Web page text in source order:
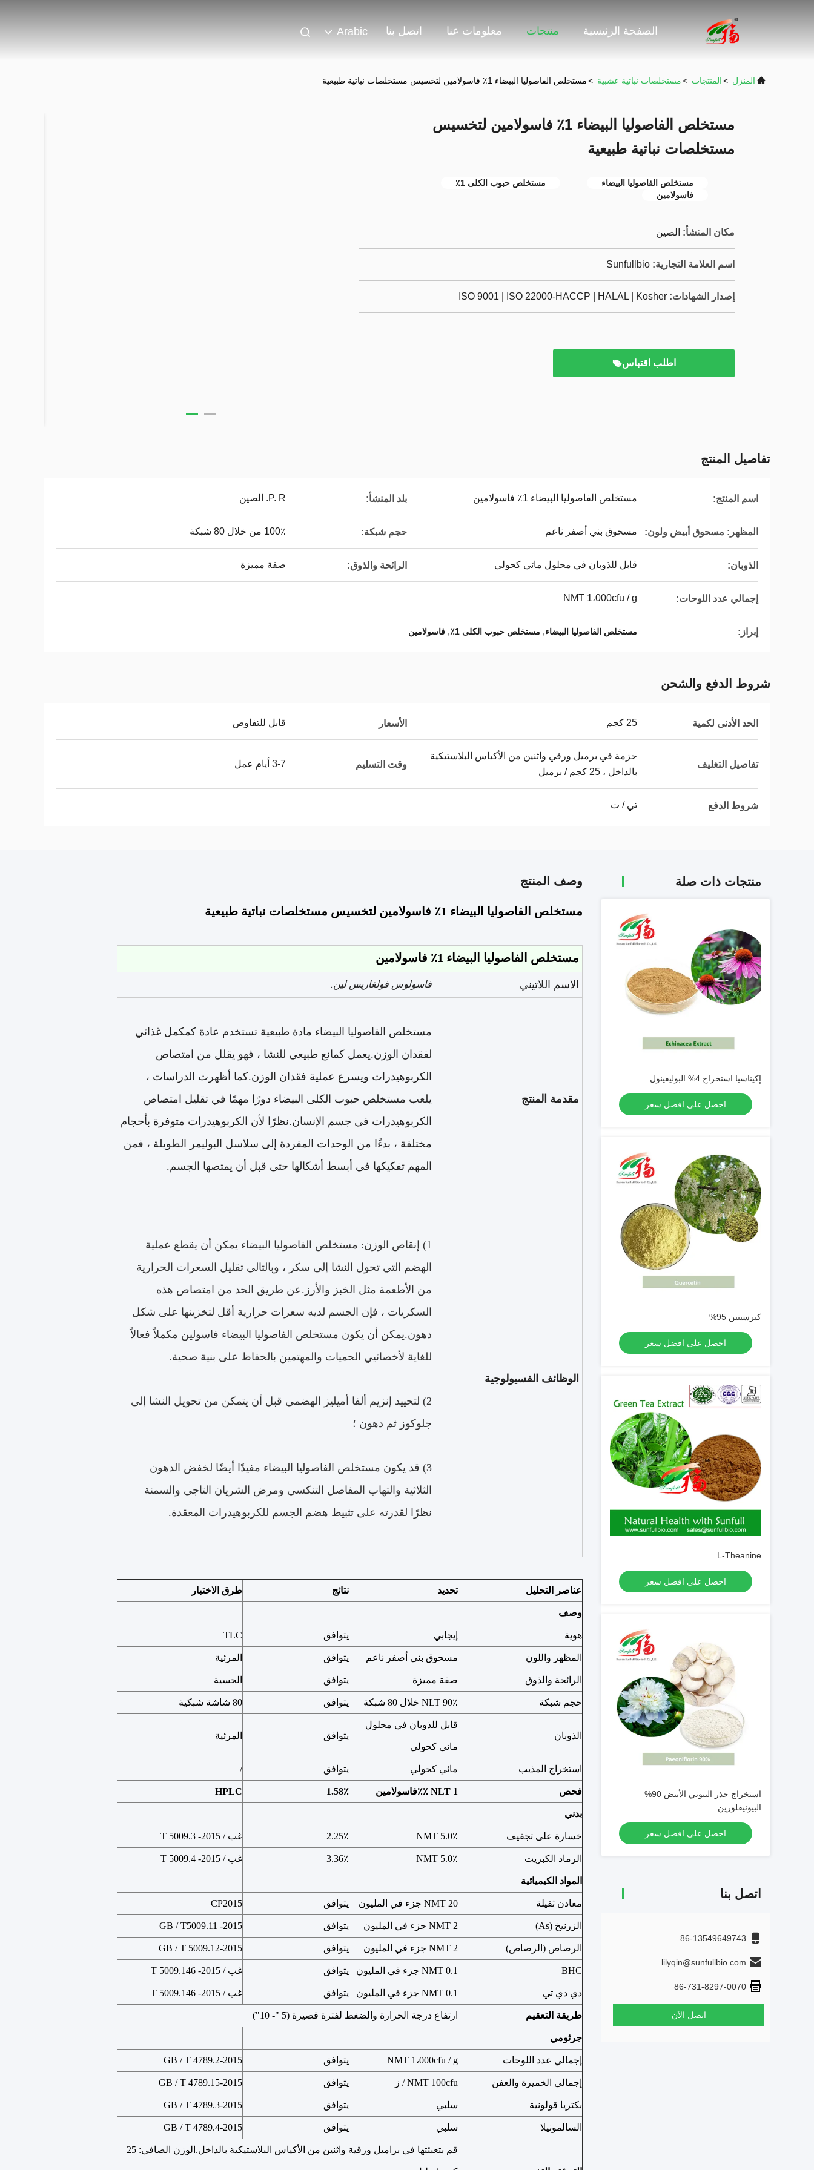
الصفحة الرئيسية منتجات معلومات عنا اتصل بنا Arabic
المنزل >المنتجات >مستخلصات نباتية عشبية >مستخلص الفاصوليا البيضاء 1٪ فاسولامين لتخسيس مستخلصات نباتية طبيعية
مستخلص الفاصوليا البيضاء 1٪ فاسولامين لتخسيس
مستخلصات نباتية طبيعية
مستخلص الفاصوليا البيضاء
مستخلص حبوب الكلى 1٪
فاسولامين
مكان المنشأ: الصين
اسم العلامة التجارية: Sunfullbio
إصدار الشهادات: ISO 9001 | ISO 22000-HACCP | HALAL | Kosher
اطلب اقتباس
تفاصيل المنتج
اسم المنتج: مستخلص الفاصوليا البيضاء 1٪ فاسولامين بلد المنشأ: P. R. الصين
المظهر: مسحوق أبيض ولون: مسحوق بني أصفر ناعم حجم شبكة: 100٪ من خلال 80 شبكة
الذوبان: قابل للذوبان في محلول مائي كحولي الرائحة والذوق: صفة مميزة
إجمالي عدد اللوحات: NMT 1،000cfu / g
إبراز: مستخلص الفاصوليا البيضاء, مستخلص حبوب الكلى 1٪ , فاسولامين
شروط الدفع والشحن
الحد الأدنى لكمية 25 كجم الأسعار قابل للتفاوض
تفاصيل التغليف
حزمة في برميل ورقي واثنين من الأكياس البلاستيكية
بالداخل ، 25 كجم / برميل
وقت التسليم 3-7 أيام عمل
شروط الدفع تي / ت
منتجات ذات صلة
إكيناسيا استخراج 4% البوليفينول
احصل على افضل سعر
كيرسيتين 95%
احصل على افضل سعر
L-Theanine
احصل على افضل سعر
استخراج جذر البيوني الأبيض 90%
البيونيفلورين
احصل على افضل سعر
اتصل بنا
86-13549649743
lilyqin@sunfullbio.com
86-731-8297-0070
اتصل الآن
وصف المنتج
مستخلص الفاصوليا البيضاء 1٪ فاسولامين لتخسيس مستخلصات نباتية طبيعية
مستخلص الفاصوليا البيضاء 1٪ فاسولامين
الاسم اللاتيني فاسولوس فولغاريس لين.
مقدمة المنتج
مستخلص الفاصوليا البيضاء مادة طبيعية تستخدم عادة كمكمل غذائي
لفقدان الوزن.يعمل كمانع طبيعي للنشا ، فهو يقلل من امتصاص
الكربوهيدرات ويسرع عملية فقدان الوزن.كما أظهرت الدراسات ،
يلعب مستخلص حبوب الكلى البيضاء دورًا مهمًا في تقليل امتصاص
الكربوهيدرات في جسم الإنسان.نظرًا لأن الكربوهيدرات متوفرة بأحجام
مختلفة ، بدءًا من الوحدات المفردة إلى سلاسل البوليمر الطويلة ، فمن
المهم تفكيكها في أبسط أشكالها حتى قبل أن يمتصها الجسم.
الوظائف الفسيولوجية
1) إنقاص الوزن: مستخلص الفاصوليا البيضاء يمكن أن يقطع عملية
الهضم التي تحول النشا إلى سكر ، وبالتالي تقليل السعرات الحرارية
من الأطعمة مثل الخبز والأرز.عن طريق الحد من امتصاص هذه
السكريات ، فإن الجسم لديه سعرات حرارية أقل لتخزينها على شكل
دهون.يمكن أن يكون مستخلص الفاصوليا البيضاء فاسولين مكملاً فعالاً
للغاية لأخصائيي الحميات والمهتمين بالحفاظ على بنية صحية.
2) لتحييد إنزيم ألفا أميليز الهضمي قبل أن يتمكن من تحويل النشا إلى
جلوكوز ثم دهون ؛
3) قد يكون مستخلص الفاصوليا البيضاء مفيدًا أيضًا لخفض الدهون
الثلاثية والتهاب المفاصل التنكسي ومرض الشريان التاجي والسمنة
نظرًا لقدرته على تثبيط هضم الجسم للكربوهيدرات المعقدة.
عناصر التحليل تحديد نتائج طرق الاختبار
وصف
هوية إيجابي يتوافق TLC
المظهر واللون مسحوق بني أصفر ناعم يتوافق المرئية
الرائحة والذوق صفة مميزة يتوافق الحسية
حجم شبكة NLT 90٪ خلال 80 شبكة يتوافق 80 شاشة شبكية
الذوبان
قابل للذوبان في محلول
مائي كحولي
يتوافق المرئية
استخراج المذيب مائي كحولي يتوافق /
فحص NLT 1 ٪٪ فاسولامين 1.58٪ HPLC
بدني
خسارة على تجفيف NMT 5.0٪ 2.25٪ غب / T 5009.3 -2015
الرماد الكبريت NMT 5.0٪ 3.36٪ غب / T 5009.4 -2015
المواد الكيميائية
معادن ثقيلة NMT 20 جزء في المليون يتوافق CP2015
الزرنيخ (As) NMT 2 جزء في المليون يتوافق GB / T5009.11 -2015
الرصاص (الرصاص) NMT 2 جزء في المليون يتوافق GB / T 5009.12-2015
BHC NMT 0.1 جزء في المليون يتوافق غب / T 5009.146 -2015
دي دي تي NMT 0.1 جزء في المليون يتوافق غب / T 5009.146 -2015
طريقة التعقيم ارتفاع درجة الحرارة والضغط لفترة قصيرة (5 "- 10")
جرثومي
إجمالي عدد اللوحات NMT 1،000cfu / g يتوافق GB / T 4789.2-2015
إجمالي الخميرة والعفن NMT 100cfu / ز يتوافق GB / T 4789.15-2015
بكتريا قولونية سلبي يتوافق GB / T 4789.3-2015
السالمونيلا سلبي يتوافق GB / T 4789.4-2015
قم بتعبئتها في براميل ورقية واثنين من الأكياس البلاستيكية بالداخل.الوزن الصافي: 25